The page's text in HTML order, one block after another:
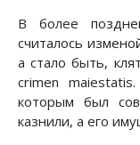
В более
считалось
а стало быть,
crimen
которым был
казнили, а его